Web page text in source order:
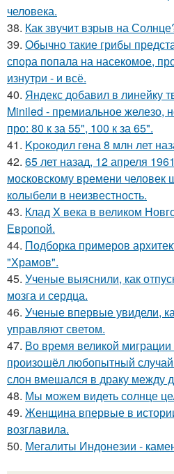
человека.
38. Как звучит взрыв на
39. Обычно такие грибы
спора попала на насекомое,
изнутри - и всё.
40. Яндекс добавил в линейку
Miniled - премиальное железо,
про: 80 к за 55", 100 к за 65".
41. Kpoкoдил гeна 8 млн лет
42. 65 лет назад, 12 апреля
московскому времени человек
колыбели в неизвестность.
43. Клад X века в великом
Европой.
44. Подборка примеров
"Храмов".
45. Ученые выяснили, как
мозга и сердца.
46. Ученые впервые увидели,
управляют светом.
47. Во время великой
произошёл любопытный
слон вмешался в драку между
48. Мы можем видеть солнце
49. Женщина впервые в
возглавила.
50. Мегалиты Индонезии -